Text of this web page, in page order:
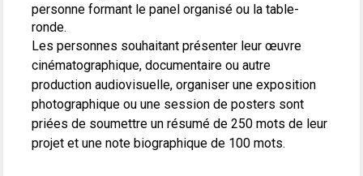
personne formant le panel organisé ou la table-
ronde.
Les personnes souhaitant présenter leur œuvre
cinématographique, documentaire ou autre
production audiovisuelle, organiser une exposition
photographique ou une session de posters sont
priées de soumettre un résumé de 250 mots de leur
projet et une note biographique de 100 mots.